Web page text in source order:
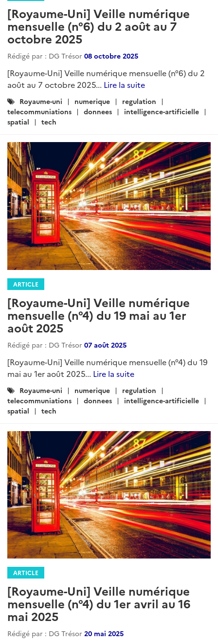
[Royaume-Uni] Veille numérique
mensuelle (n°6) du 2 août au 7
octobre 2025
Rédigé par : DG Trésor 08 octobre 2025
[Royaume-Uni] Veille numérique mensuelle (n°6) du 2
août au 7 octobre 2025... Lire la suite
Catégories
:
Royaume-uni numerique
regulation
telecommuniations
donnees
intelligence-artificielle
spatial
tech
ARTICLE
[Royaume-Uni] Veille numérique
mensuelle (n°4) du 19 mai au 1er
août 2025
Rédigé par : DG Trésor 07 août 2025
[Royaume-Uni] Veille numérique mensuelle (n°4) du 19
mai au 1er août 2025... Lire la suite
Catégories
:
Royaume-uni numerique
regulation
telecommuniations
donnees
intelligence-artificielle
spatial
tech
ARTICLE
[Royaume-Uni] Veille numérique
mensuelle (n°4) du 1er avril au 16
mai 2025
Rédigé par : DG Trésor 20 mai 2025